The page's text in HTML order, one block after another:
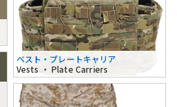
ベスト・プレートキャリア
Vests ・ Plate Carriers